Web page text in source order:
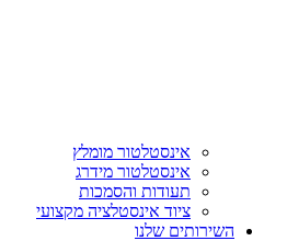
אינסטלטור מומלץ
אינסטלטור מידרג
תעודות והסמכות
ציוד אינסטלציה מקצועי
השירותים שלנו